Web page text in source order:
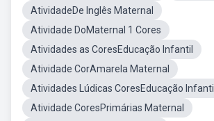
AtividadeDe Inglês Maternal
Atividade DoMaternal 1 Cores
Atividades as CoresEducação Infantil
Atividade CorAmarela Maternal
Atividades Lúdicas CoresEducação Infantil
Atividade CoresPrimárias Maternal